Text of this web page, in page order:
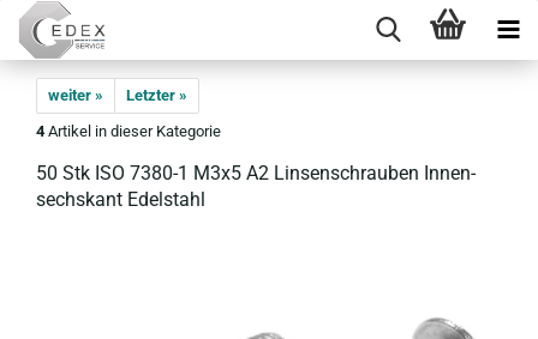
weiter »
Letzter »
4Artikel in dieser Kategorie
50 Stk ISO 7380-​1 M3x5 A2 Lin­sen­schrau­ben In­nen­
sechs­kant Edel­stahl